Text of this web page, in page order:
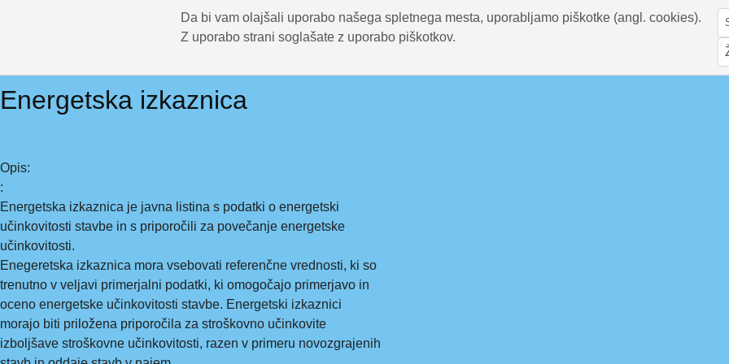
Da bi vam olajšali uporabo našega spletnega mesta, uporabljamo piškotke (angl. cookies).
Z uporabo strani soglašate z uporabo piškotkov.
Energetska izkaznica
Opis:
:
Energetska izkaznica je javna listina s podatki o energetski
učinkovitosti stavbe in s priporočili za povečanje energetske
učinkovitosti.
Enegeretska izkaznica mora vsebovati referenčne vrednosti, ki so
trenutno v veljavi primerjalni podatki, ki omogočajo primerjavo in
oceno energetske učinkovitosti stavbe. Energetski izkaznici
morajo biti priložena priporočila za stroškovno učinkovite
izboljšave stroškovne učinkovitosti, razen v primeru novozgrajenih